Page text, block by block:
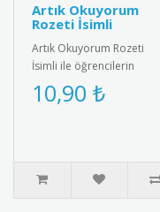
Artık Okuyorum
Rozeti İsimli
Artık Okuyorum Rozeti
İsimli ile öğrencilerin
başarısını kişiselleştirin!
Özel isim baskılı tasarımı..
10,90 ₺